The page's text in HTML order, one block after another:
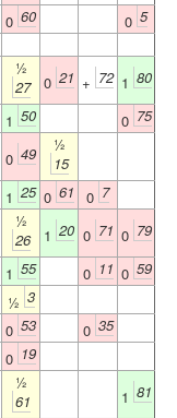
0 60 0 5
½
27
0 21 + 72 1 80
1 50 0 75
0 49
½
15
1 25 0 61 0 7
½
26
1 20 0 71 0 79
1 55 0 11 0 59
½ 3
0 53 0 35
0 19
½
61
1 81